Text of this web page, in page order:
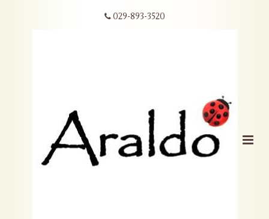
029-893-3520